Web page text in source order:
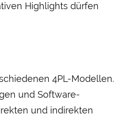
Highlights dürfen
4PL-Modellen.
und Software-
und indirekten